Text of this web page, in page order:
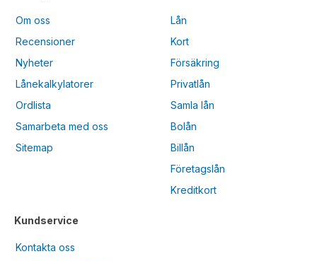
Om oss
Recensioner
Nyheter
Lånekalkylatorer
Ordlista
Samarbeta med oss
Sitemap
Kundservice
Kontakta oss
Lån
Kort
Försäkring
Privatlån
Samla lån
Bolån
Billån
Företagslån
Kreditkort